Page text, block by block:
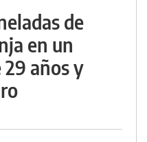
de
en un
29 años y